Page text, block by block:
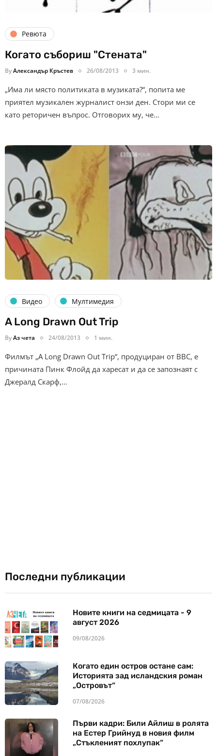
Ревюта
Когато събориш "Стената"
ByАлександър Кръстев 26/08/2013 3 мин.
„Има ли място политиката в музиката?“, попита ме
приятел музикален журналист онзи ден. Стори ми се
като реторичен въпрос. Отговорих му, че…
Видео Мултимедия
A Long Drawn Out Trip
ByАз чета 24/08/2013 1 мин.
Филмът „A Long Drawn Out Trip“, продуциран от ВВС, е
причината Пинк Флойд да харесат и да се запознаят с
Джералд Скарф,…
Последни публикации
Новите книги на седмицата - 9
август 2026
09/08/2026
Когато един остров остане сам:
Историята зад исландския роман
„Островът“
07/08/2026
Първи кадри: Били Айлиш в ролята
на Естер Грийнуд в новия филм
„Стъкленият похлупак“